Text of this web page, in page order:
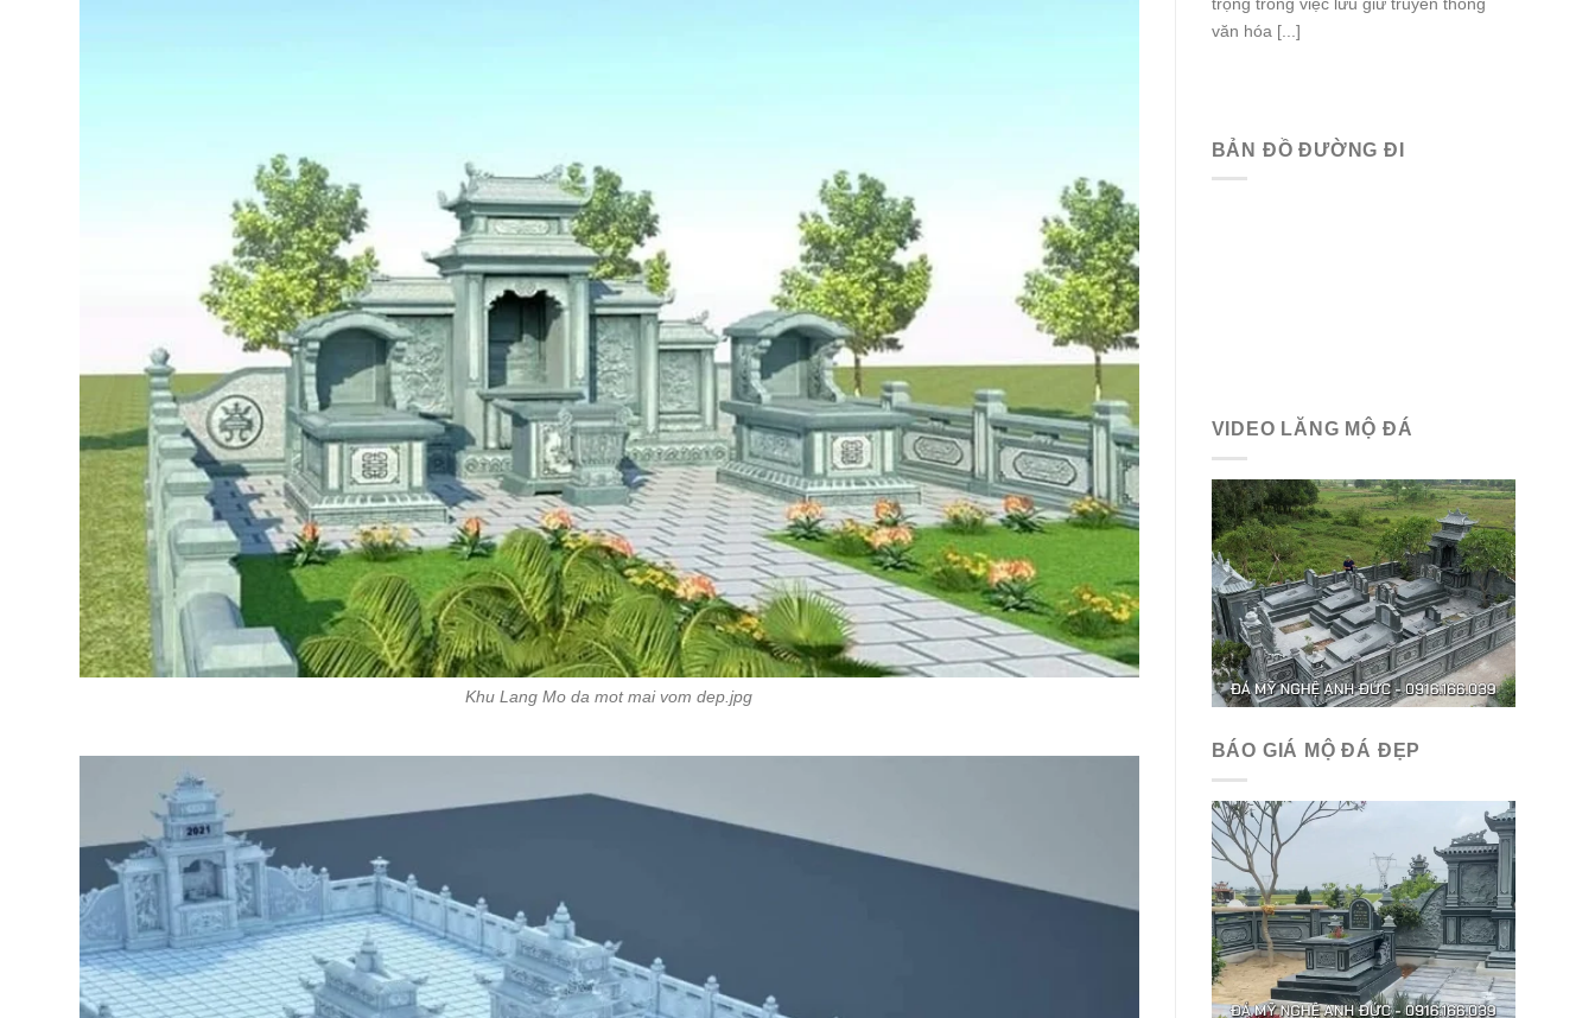
Khu Lang Mo da mot mai vom dep.jpg
trọng trong việc lưu giữ truyền thống
văn hóa [...]
BẢN ĐỒ ĐƯỜNG ĐI
VIDEO LĂNG MỘ ĐÁ
BÁO GIÁ MỘ ĐÁ ĐẸP